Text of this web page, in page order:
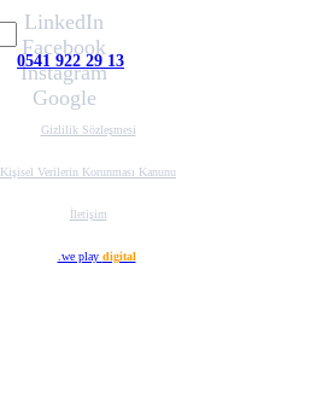
0541 922 29 13
LinkedIn
Facebook
Instagram
Google
Gizlilik Sözleşmesi
Kişisel Verilerin Korunması Kanunu
İletişim
.we play digital